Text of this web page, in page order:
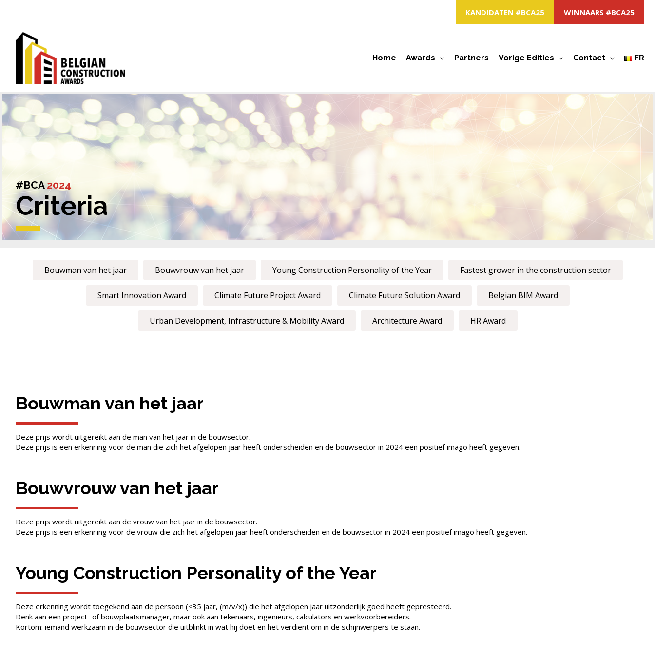
KANDIDATEN #BCA25 WINNAARS #BCA25
Home Awards Partners Vorige Edities Contact FR
#BCA 2024
Criteria
Bouwman van het jaar Bouwvrouw van het jaar Young Construction Personality of the Year Fastest grower in the construction sector
Smart Innovation Award Climate Future Project Award Climate Future Solution Award Belgian BIM Award
Urban Development, Infrastructure & Mobility Award Architecture Award HR Award
Bouwman van het jaar
Deze prijs wordt uitgereikt aan de man van het jaar in de bouwsector.
Deze prijs is een erkenning voor de man die zich het afgelopen jaar heeft onderscheiden en de bouwsector in 2024 een positief imago heeft gegeven.
Bouwvrouw van het jaar
Deze prijs wordt uitgereikt aan de vrouw van het jaar in de bouwsector.
Deze prijs is een erkenning voor de vrouw die zich het afgelopen jaar heeft onderscheiden en de bouwsector in 2024 een positief imago heeft gegeven.
Young Construction Personality of the Year
Deze erkenning wordt toegekend aan de persoon (≤35 jaar, (m/v/x)) die het afgelopen jaar uitzonderlijk goed heeft gepresteerd.
Denk aan een project- of bouwplaatsmanager, maar ook aan tekenaars, ingenieurs, calculators en werkvoorbereiders.
Kortom: iemand werkzaam in de bouwsector die uitblinkt in wat hij doet en het verdient om in de schijnwerpers te staan.